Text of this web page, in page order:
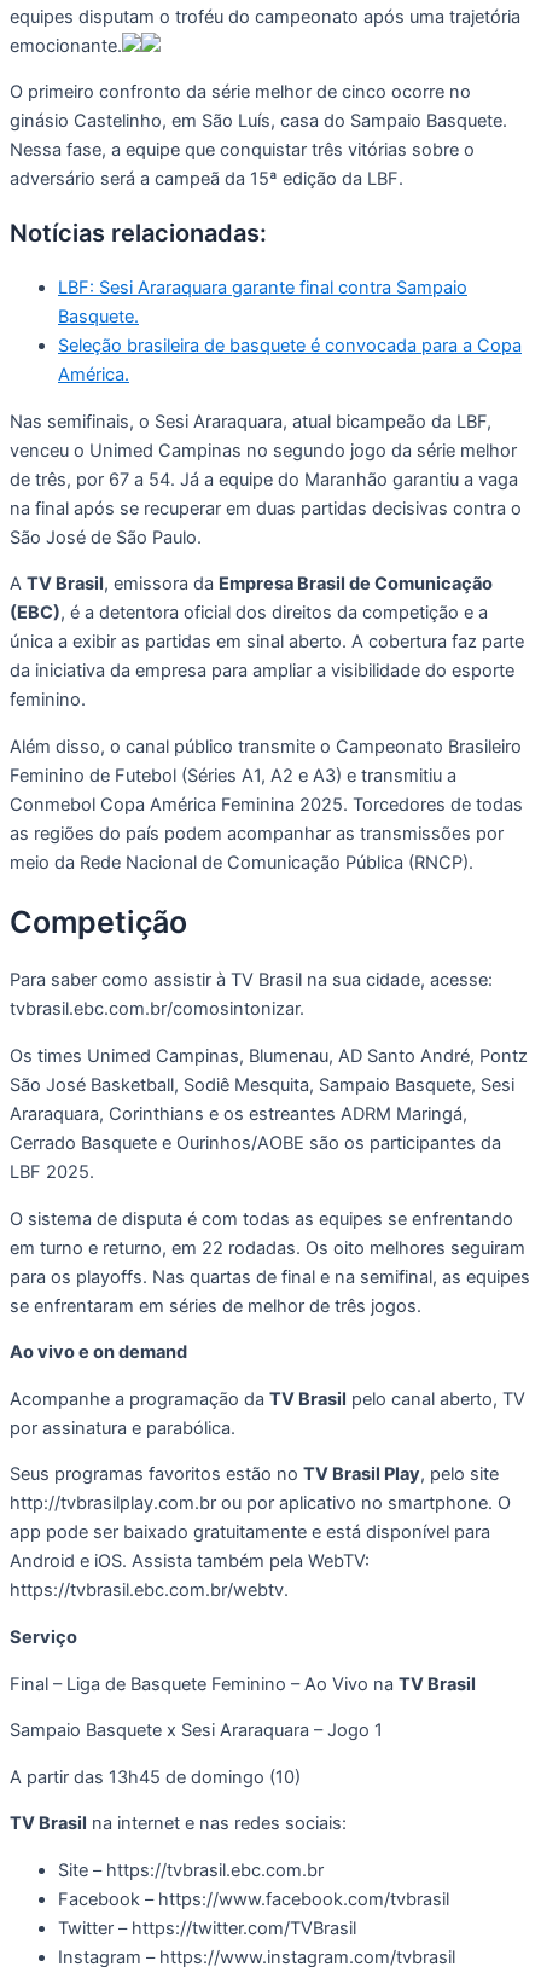
equipes disputam o troféu do campeonato após uma trajetória
emocionante.
O primeiro confronto da série melhor de cinco ocorre no
ginásio Castelinho, em São Luís, casa do Sampaio Basquete.
Nessa fase, a equipe que conquistar três vitórias sobre o
adversário será a campeã da 15ª edição da LBF.
Notícias relacionadas:
LBF: Sesi Araraquara garante final contra Sampaio
Basquete.
Seleção brasileira de basquete é convocada para a Copa
América.
Nas semifinais, o Sesi Araraquara, atual bicampeão da LBF,
venceu o Unimed Campinas no segundo jogo da série melhor
de três, por 67 a 54. Já a equipe do Maranhão garantiu a vaga
na final após se recuperar em duas partidas decisivas contra o
São José de São Paulo.
A TV Brasil, emissora da Empresa Brasil de Comunicação
(EBC), é a detentora oficial dos direitos da competição e a
única a exibir as partidas em sinal aberto. A cobertura faz parte
da iniciativa da empresa para ampliar a visibilidade do esporte
feminino.
Além disso, o canal público transmite o Campeonato Brasileiro
Feminino de Futebol (Séries A1, A2 e A3) e transmitiu a
Conmebol Copa América Feminina 2025. Torcedores de todas
as regiões do país podem acompanhar as transmissões por
meio da Rede Nacional de Comunicação Pública (RNCP).
Competição
Para saber como assistir à TV Brasil na sua cidade, acesse:
tvbrasil.ebc.com.br/comosintonizar.
Os times Unimed Campinas, Blumenau, AD Santo André, Pontz
São José Basketball, Sodiê Mesquita, Sampaio Basquete, Sesi
Araraquara, Corinthians e os estreantes ADRM Maringá,
Cerrado Basquete e Ourinhos/AOBE são os participantes da
LBF 2025.
O sistema de disputa é com todas as equipes se enfrentando
em turno e returno, em 22 rodadas. Os oito melhores seguiram
para os playoffs. Nas quartas de final e na semifinal, as equipes
se enfrentaram em séries de melhor de três jogos.
Ao vivo e on demand
Acompanhe a programação da TV Brasil pelo canal aberto, TV
por assinatura e parabólica.
Seus programas favoritos estão no TV Brasil Play, pelo site
http://tvbrasilplay.com.br ou por aplicativo no smartphone. O
app pode ser baixado gratuitamente e está disponível para
Android e iOS. Assista também pela WebTV:
https://tvbrasil.ebc.com.br/webtv.
Serviço
Final – Liga de Basquete Feminino – Ao Vivo na TV Brasil
Sampaio Basquete x Sesi Araraquara – Jogo 1
A partir das 13h45 de domingo (10)
TV Brasil na internet e nas redes sociais:
Site – https://tvbrasil.ebc.com.br
Facebook – https://www.facebook.com/tvbrasil
Twitter – https://twitter.com/TVBrasil
Instagram – https://www.instagram.com/tvbrasil